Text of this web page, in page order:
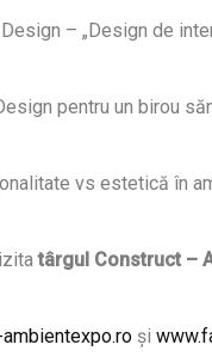
– „Design de
pentru un birou
vs estetică în
târgul Construct –
și